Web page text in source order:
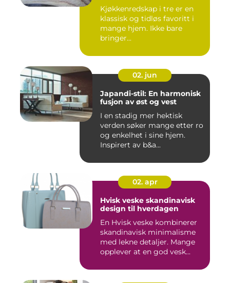
Kjøkkenredskap i tre er en
klassisk og tidløs favoritt i
mange hjem. Ikke bare
bringer...
02. jun
Japandi-stil: En harmonisk
fusjon av øst og vest
I en stadig mer hektisk
verden søker mange etter ro
og enkelhet i sine hjem.
Inspirert av b&a...
02. apr
Hvisk veske skandinavisk
design til hverdagen
En Hvisk veske kombinerer
skandinavisk minimalisme
med lekne detaljer. Mange
opplever at en god vesk...